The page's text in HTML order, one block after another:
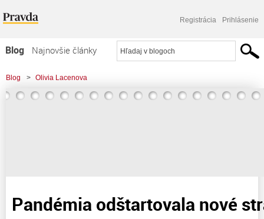
Registrácia Prihlásenie
Blog
Najnovšie články
Najčítanejšie články
Najkomentovanejšie články
Blog > Olivia Lacenova
> Pandémia odštartovala nové stratégie hackerských podvodov s
Pandémia odštartovala nové